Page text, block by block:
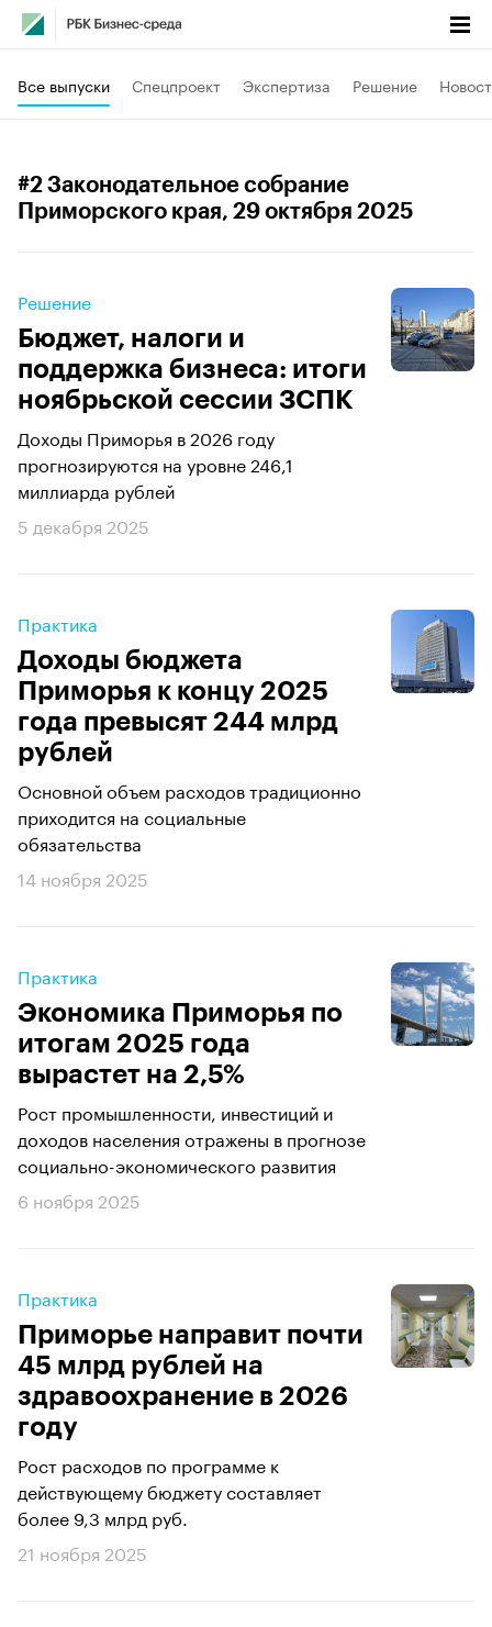
Все выпуски Спецпроект Экспертиза Решение
#2 Законодательное собрание
Приморского края, 29 октября 2025
Решение
Бюджет, налоги и
поддержка бизнеса: итоги
ноябрьской сессии ЗСПК
Доходы Приморья в 2026 году
прогнозируются на уровне 246,1
миллиарда рублей
5 декабря 2025
Практика
Доходы бюджета
Приморья к концу 2025
года превысят 244 млрд
рублей
Основной объем расходов традиционно
приходится на социальные
обязательства
14 ноября 2025
Практика
Экономика Приморья по
итогам 2025 года
вырастет на 2,5%
Рост промышленности, инвестиций и
доходов населения отражены в прогнозе
социально-экономического развития
6 ноября 2025
Практика
Приморье направит почти
45 млрд рублей на
здравоохранение в 2026
году
Рост расходов по программе к
действующему бюджету составляет
более 9,3 млрд руб.
21 ноября 2025